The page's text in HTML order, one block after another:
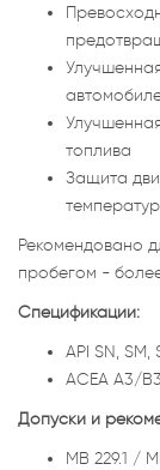
топлива
Защита
температур
Рекомендовано
пробегом -
Спецификации:
API SN, SM,
ACEA A3/
Допуски и
MB 229.1 /